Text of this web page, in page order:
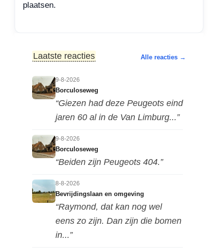
plaatsen.
Laatste reacties Alle reacties →
9-8-2026
Borculoseweg
“Giezen had deze Peugeots eind
jaren 60 al in de Van Limburg...”
9-8-2026
Borculoseweg
“Beiden zijn Peugeots 404.”
8-8-2026
Bevrijdingslaan en omgeving
“Raymond, dat kan nog wel
eens zo zijn. Dan zijn die bomen
in...”